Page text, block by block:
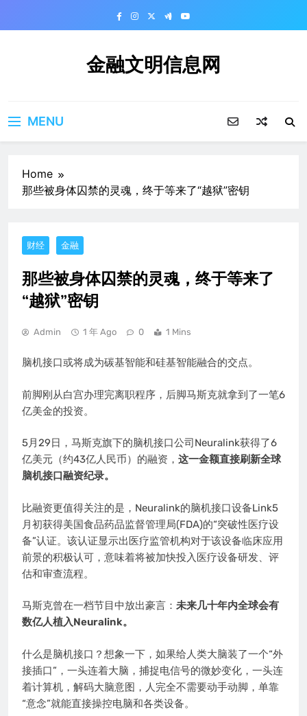
金融文明信息网
MENU
Home
那些被身体囚禁的灵魂，终于等来了“越狱”密钥
财经 金融
那些被身体囚禁的灵魂，终于等来了
“越狱”密钥
Admin 1 年 Ago 0 1 Mins
脑机接口或将成为碳基智能和硅基智能融合的交点。
前脚刚从白宫办理完离职程序，后脚马斯克就拿到了一笔6
亿美金的投资。
5月29日，马斯克旗下的脑机接口公司Neuralink获得了6
亿美元（约43亿人民币）的融资， 这一金额直接刷新全球
脑机接口融资纪录。
比融资更值得关注的是，Neuralink的脑机接口设备Link5
月初获得美国食品药品监督管理局(FDA)的“突破性医疗设
备”认证。该认证显示出医疗监管机构对于该设备临床应用
前景的积极认可，意味着将被加快投入医疗设备研发、评
估和审查流程。
马斯克曾在一档节目中放出豪言： 未来几十年内全球会有
数亿人植入Neuralink。
什么是脑机接口？想象一下，如果给人类大脑装了一个“外
接插口”，一头连着大脑，捕捉电信号的微妙变化，一头连
着计算机，解码大脑意图，人完全不需要动手动脚，单靠
“意念”就能直接操控电脑和各类设备。